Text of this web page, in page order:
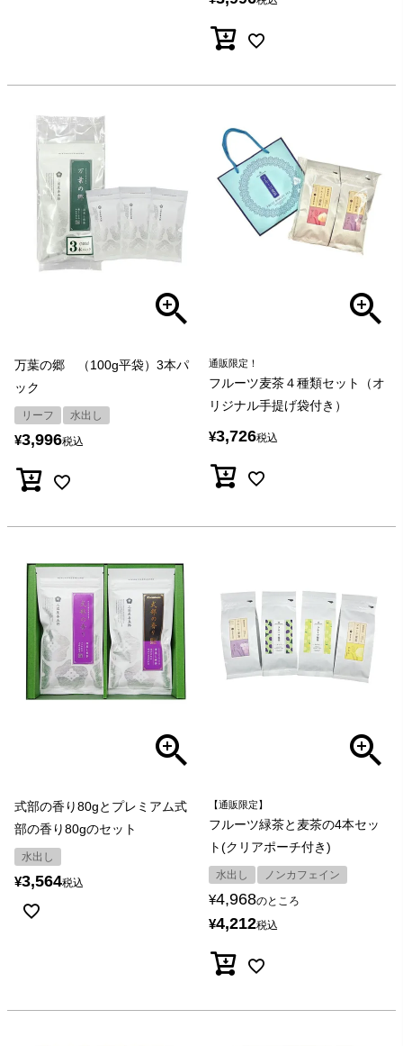
万葉の郷 （100g平袋）3本パ
ック
リーフ 水出し
¥3,996税込
通販限定！
フルーツ麦茶４種類セット（オ
リジナル手提げ袋付き）
¥3,726税込
式部の香り80gとプレミアム式
部の香り80gのセット
水出し
¥3,564税込
【通販限定】
フルーツ緑茶と麦茶の4本セッ
ト(クリアポーチ付き)
水出し ノンカフェイン
¥4,968のところ
¥4,212税込